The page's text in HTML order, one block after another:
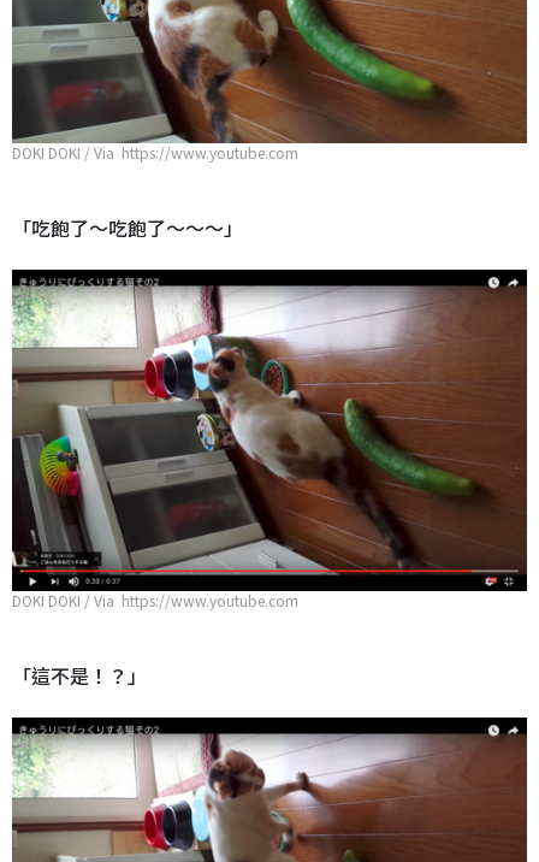
DOKI DOKI / Via https://www.youtube.com
「吃飽了～吃飽了～～～」
DOKI DOKI / Via https://www.youtube.com
「這不是！？」